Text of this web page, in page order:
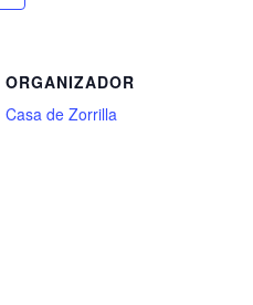
ORGANIZADOR
Casa de Zorrilla